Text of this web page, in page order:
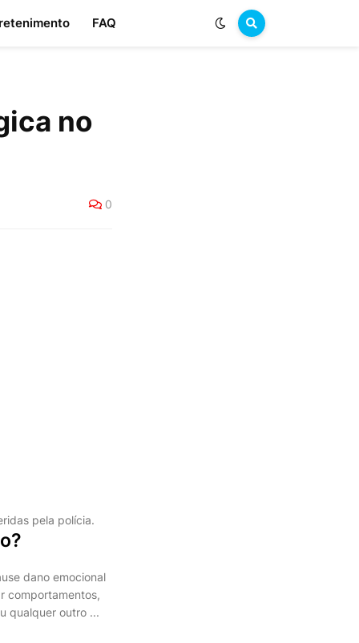
FAQ
no
0
pela polícia.
dano emocional
comportamentos,
qualquer outro ...